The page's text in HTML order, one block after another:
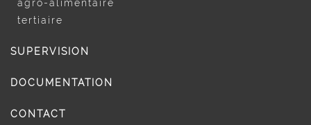
agro-alimentaire
tertiaire
SUPERVISION
DOCUMENTATION
CONTACT